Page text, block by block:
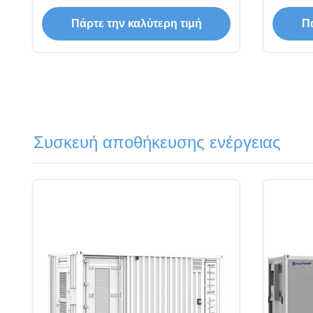
6000 κύκλοι Ενδοσωματωμένα
φωτοβολταϊκά συστήματα
εμπορικής αποθήκευσης ενέργειας
Πάρτε την καλύτερη τιμή
Συσκευή αποθήκευσης ενέργειας